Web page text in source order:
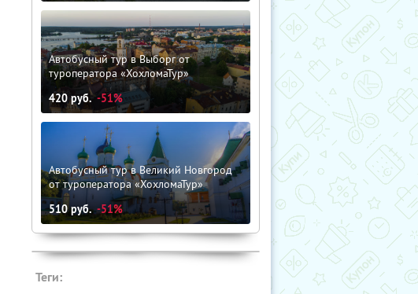
Автобусный тур в Выборг от
туроператора «ХохломаТур»
420руб. -51%
Автобусный тур в Великий Новгород
от туроператора «ХохломаТур»
510руб. -51%
Теги: